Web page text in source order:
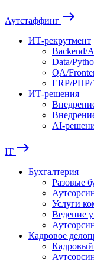
Аутстаффинг east
ИТ-рекрутмент
Backend/
Data/
QA/
ERP/
ИТ-решения
AI-
IT east
Бухгалтерия
Разовые
Услуги
Ведение
Кадровое
Кадровый